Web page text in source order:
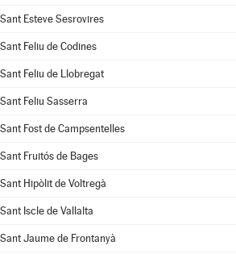
Sant Esteve Sesrovires
Sant Feliu de Codines
Sant Feliu de Llobregat
Sant Feliu Sasserra
Sant Fost de Campsentelles
Sant Fruitós de Bages
Sant Hipòlit de Voltregà
Sant Iscle de Vallalta
Sant Jaume de Frontanyà